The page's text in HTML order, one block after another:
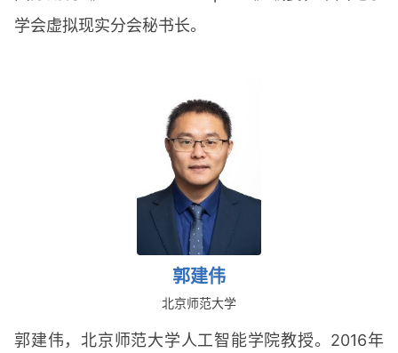
学会虚拟现实分会秘书长。
郭建伟
北京师范大学
郭建伟，北京师范大学人工智能学院教授。2016年